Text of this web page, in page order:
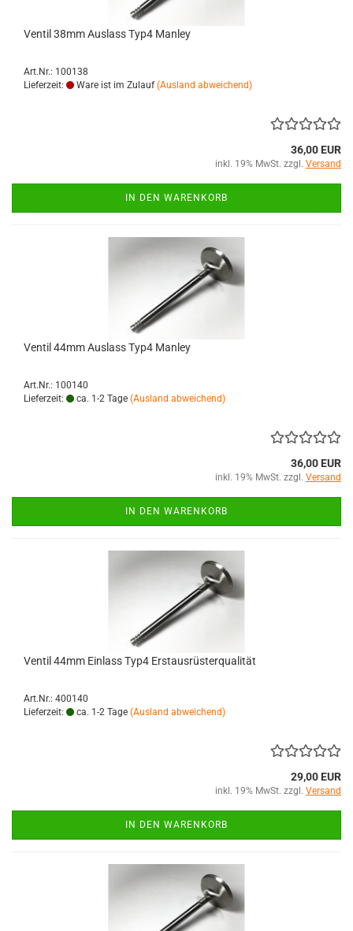
Ventil 38mm Auslass Typ4 Manley
Art.Nr.: 100138
Lieferzeit:
Ware ist im Zulauf (Ausland abweichend)
36,00 EUR
inkl. 19% MwSt. zzgl. Versand
IN DEN WARENKORB
Ventil 44mm Auslass Typ4 Manley
Art.Nr.: 100140
Lieferzeit:
ca. 1-2 Tage (Ausland abweichend)
36,00 EUR
inkl. 19% MwSt. zzgl. Versand
IN DEN WARENKORB
Ventil 44mm Einlass Typ4 Erstausrüsterqualität
Art.Nr.: 400140
Lieferzeit:
ca. 1-2 Tage (Ausland abweichend)
29,00 EUR
inkl. 19% MwSt. zzgl. Versand
IN DEN WARENKORB